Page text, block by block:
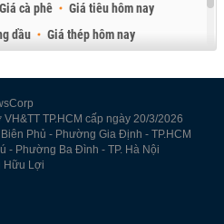
Giá cà phê
Giá tiêu hôm nay
dầu
Giá thép hôm nay
TP.HCM cấp ngày 20/3/2026
Phủ - Phường Gia Định - TP.HCM
- Phường Ba Đình - TP. Hà Nội
Hữu Lợi